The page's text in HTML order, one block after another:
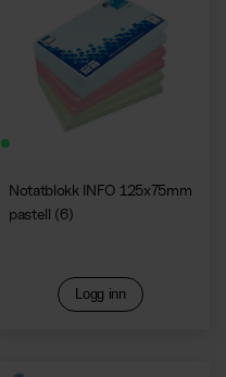
Notatblokk INFO 125x75mm
pastell (6)
Logg inn